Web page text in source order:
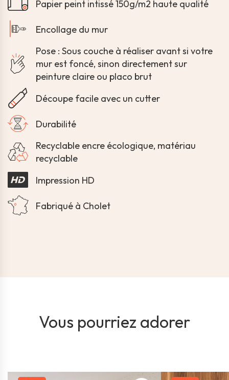
Papier peint intissé 150g/m2 haute qualité
Encollage du mur
Pose : Sous couche à réaliser avant si votre
mur est foncé, sinon directement sur
peinture claire ou placo brut
Découpe facile avec un cutter
Durabilité
Recyclable encre écologique, matériau
recyclable
Impression HD
Fabriqué à Cholet
Vous pourriez adorer